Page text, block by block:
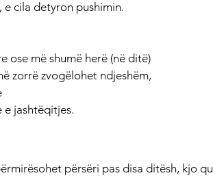
e cila detyron pushimin.
ose më shumë herë (në ditë)
zorrë zvogëlohet ndjeshëm,
e jashtëqitjes.
përsëri pas disa ditësh, kjo